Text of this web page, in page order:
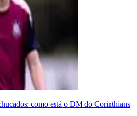
como está o DM do Corinthians